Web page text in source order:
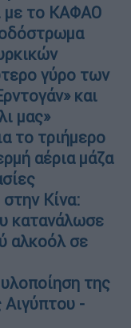
με το ΚΑΦΑΟ
οδόστρωμα
γύρο των
και
μας»
το τριήμερο
αέρια μάζα
Κίνα:
κατανάλωσε
αλκοόλ σε
υλοποίηση της
Αιγύπτου -